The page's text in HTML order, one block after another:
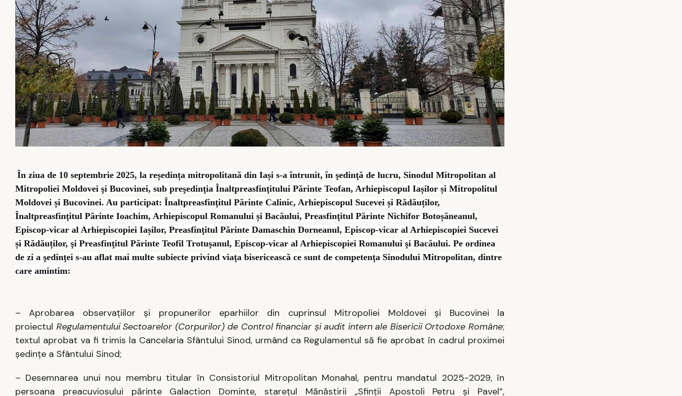
În ziua de 10 septembrie 2025, la reședința mitropolitană din Iași s-a întrunit, în şedinţă de lucru, Sinodul Mitropolitan al
Mitropoliei Moldovei şi Bucovinei, sub preşedinţia Înaltpreasfinţitului Părinte Teofan, Arhiepiscopul Iașilor și Mitropolitul
Moldovei și Bucovinei. Au participat: Înaltpreasfinţitul Părinte Calinic, Arhiepiscopul Sucevei și Rădăuților,
Înaltpreasfinţitul Părinte Ioachim, Arhiepiscopul Romanului și Bacăului, Preasfinţitul Părinte Nichifor Botoșăneanul,
Episcop-vicar al Arhiepiscopiei Iașilor, Preasfinţitul Părinte Damaschin Dorneanul, Episcop-vicar al Arhiepiscopiei Sucevei
și Rădăuților, şi Preasfinţitul Părinte Teofil Trotuşanul, Episcop-vicar al Arhiepiscopiei Romanului şi Bacăului. Pe ordinea
de zi a şedinţei s-au aflat mai multe subiecte privind viaţa bisericească ce sunt de competenţa Sinodului Mitropolitan, dintre
care amintim:
– Aprobarea observațiilor și propunerilor eparhiilor din cuprinsul Mitropoliei Moldovei și Bucovinei la
proiectul Regulamentului Sectoarelor (Corpurilor) de Control financiar și audit intern ale Bisericii Ortodoxe Române;
textul aprobat va fi trimis la Cancelaria Sfântului Sinod, urmând ca Regulamentul să fie aprobat în cadrul proximei
şedinţe a Sfântului Sinod;
– Desemnarea unui nou membru titular în Consistoriul Mitropolitan Monahal, pentru mandatul 2025-2029, în
persoana preacuviosului părinte Galaction Dominte, starețul Mănăstirii „Sfinții Apostoli Petru și Pavel”,